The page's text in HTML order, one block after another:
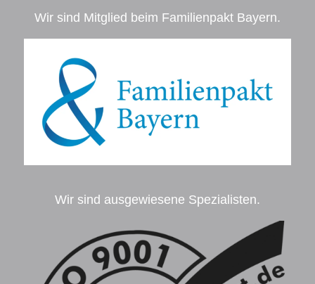
Wir sind Mitglied beim Familienpakt Bayern.
Wir sind ausgewiesene Spezialisten.